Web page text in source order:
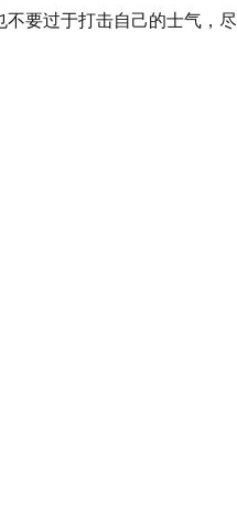
不要过于打击自己的士气，